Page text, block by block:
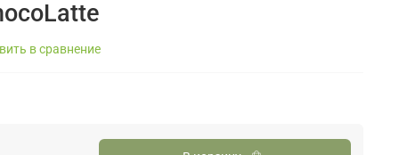
в сравнение